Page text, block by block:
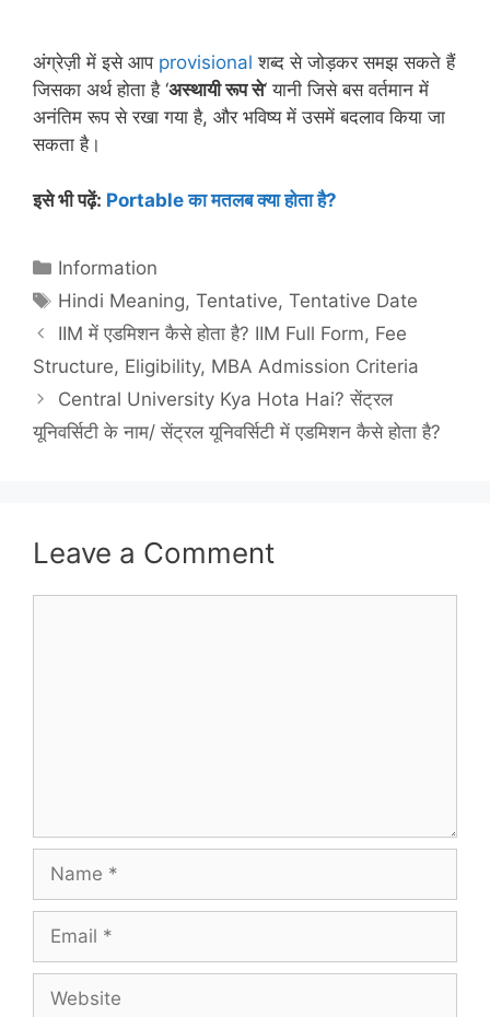
अंग्रेज़ी में इसे आप provisional शब्द से जोड़कर समझ सकते हैं
जिसका अर्थ होता है ‘अस्थायी रूप से‘ यानी जिसे बस वर्तमान में
अनंतिम रूप से रखा गया है, और भविष्य में उसमें बदलाव किया जा
सकता है।
इसे भी पढ़ें: Portable का मतलब क्या होता है?
Categories
Information
Tags
Hindi Meaning,Tentative,Tentative Date
IIM में एडमिशन कैसे होता है? IIM Full Form, Fee
Structure, Eligibility, MBA Admission Criteria
Central University Kya Hota Hai? सेंट्रल
यूनिवर्सिटी के नाम/ सेंट्रल यूनिवर्सिटी में एडमिशन कैसे होता है?
Leave a Comment